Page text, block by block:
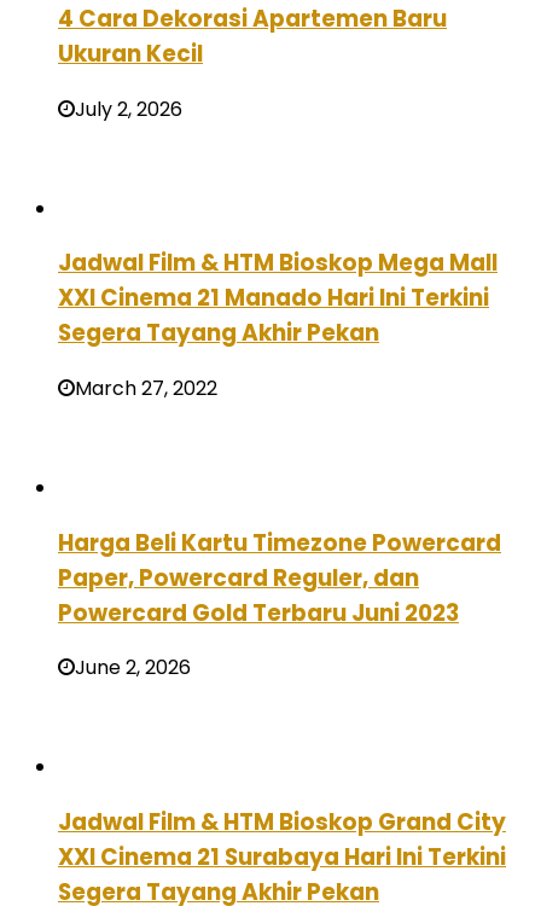
4 Cara Dekorasi Apartemen Baru
Ukuran Kecil
July 2, 2026
Jadwal Film & HTM Bioskop Mega Mall
XXI Cinema 21 Manado Hari Ini Terkini
Segera Tayang Akhir Pekan
March 27, 2022
Harga Beli Kartu Timezone Powercard
Paper, Powercard Reguler, dan
Powercard Gold Terbaru Juni 2023
June 2, 2026
Jadwal Film & HTM Bioskop Grand City
XXI Cinema 21 Surabaya Hari Ini Terkini
Segera Tayang Akhir Pekan